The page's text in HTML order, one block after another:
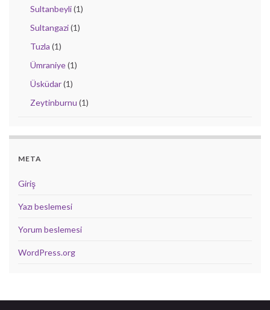
Sultanbeyli(1)
Sultangazi(1)
Tuzla (1)
Ümraniye(1)
Üsküdar(1)
Zeytinburnu (1)
META
Giriş
Yazı beslemesi
Yorum beslemesi
WordPress.org